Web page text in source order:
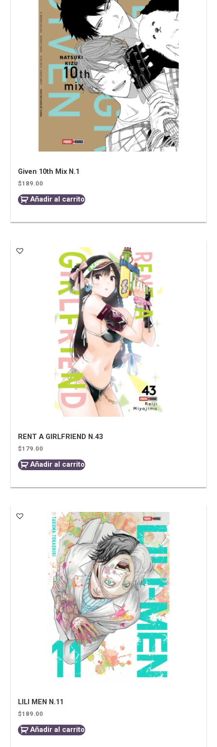
Given 10th Mix N.1
$189.00
Añadir al carrito
RENT A GIRLFRIEND N.43
$179.00
Añadir al carrito
LILI MEN N.11
$189.00
Añadir al carrito